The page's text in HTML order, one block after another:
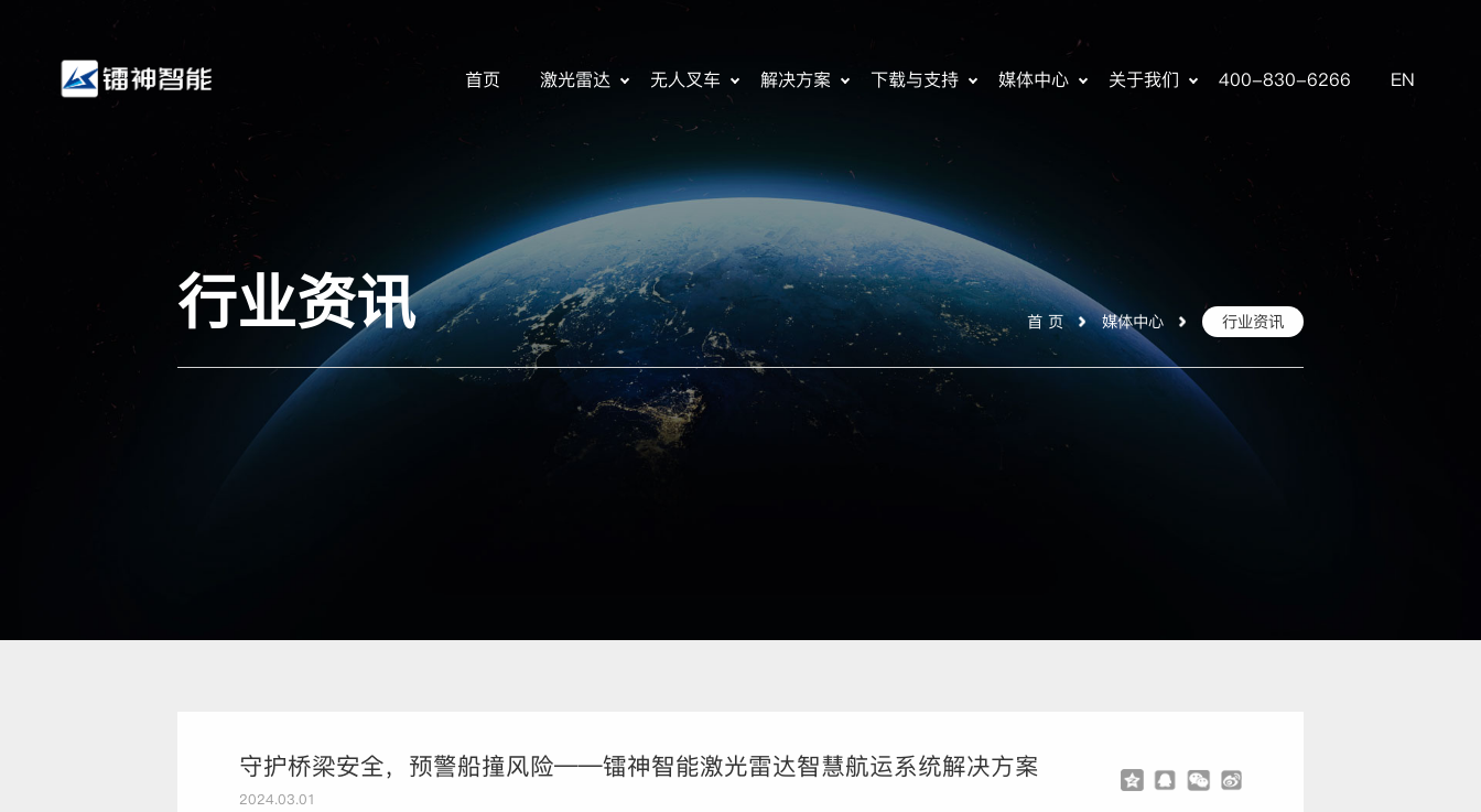
首页 激光雷达 无人叉车 解决方案 下载与支持 媒体中心 关于我们 400-830-6266 EN
行业资讯 首 页 媒体中心 行业资讯
守护桥梁安全，预警船撞风险——镭神智能激光雷达智慧航运系统解决方案
2024.03.01